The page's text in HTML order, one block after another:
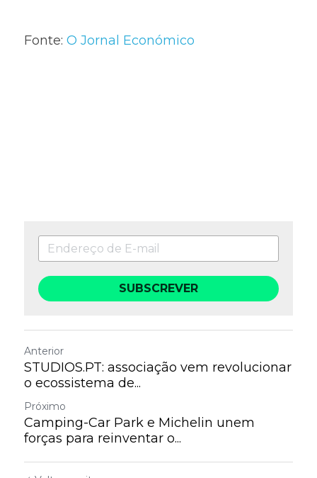
Fonte: O Jornal Económico
SUBSCREVER
Anterior
STUDIOS.PT: associação vem revolucionar
o ecossistema de...
Próximo
Camping-Car Park e Michelin unem
forças para reinventar o...